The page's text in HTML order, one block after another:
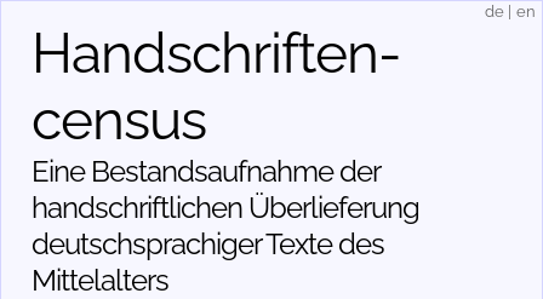
Handschriften­
census
Eine Bestandsaufnahme der
handschriftlichen Über­lieferung
deutschsprachiger Texte des
Mittelalters
de en